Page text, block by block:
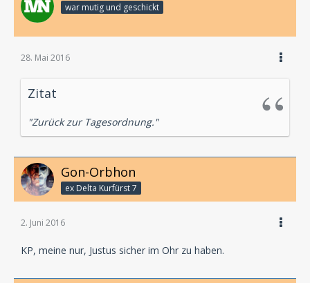
war mutig und geschickt
28. Mai 2016
Zitat
"Zurück zur Tagesordnung."
Gon-Orbhon
ex Delta Kurfürst 7
2. Juni 2016
KP, meine nur, Justus sicher im Ohr zu haben.